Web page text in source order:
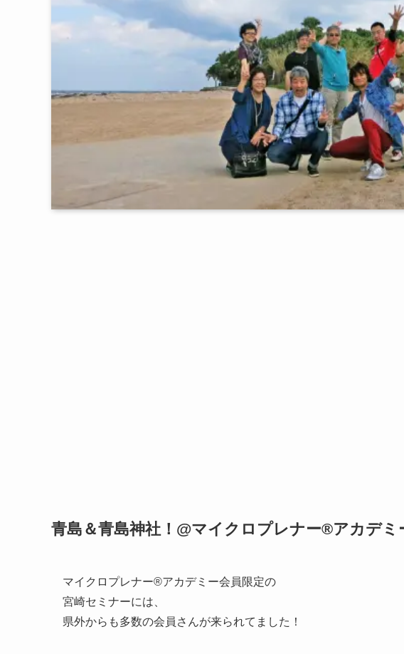
青島＆青島神社！@マイクロプレナー®アカデミ
マイクロプレナー®アカデミー会員限定の
宮崎セミナーには、
県外からも多数の会員さんが来られてました！